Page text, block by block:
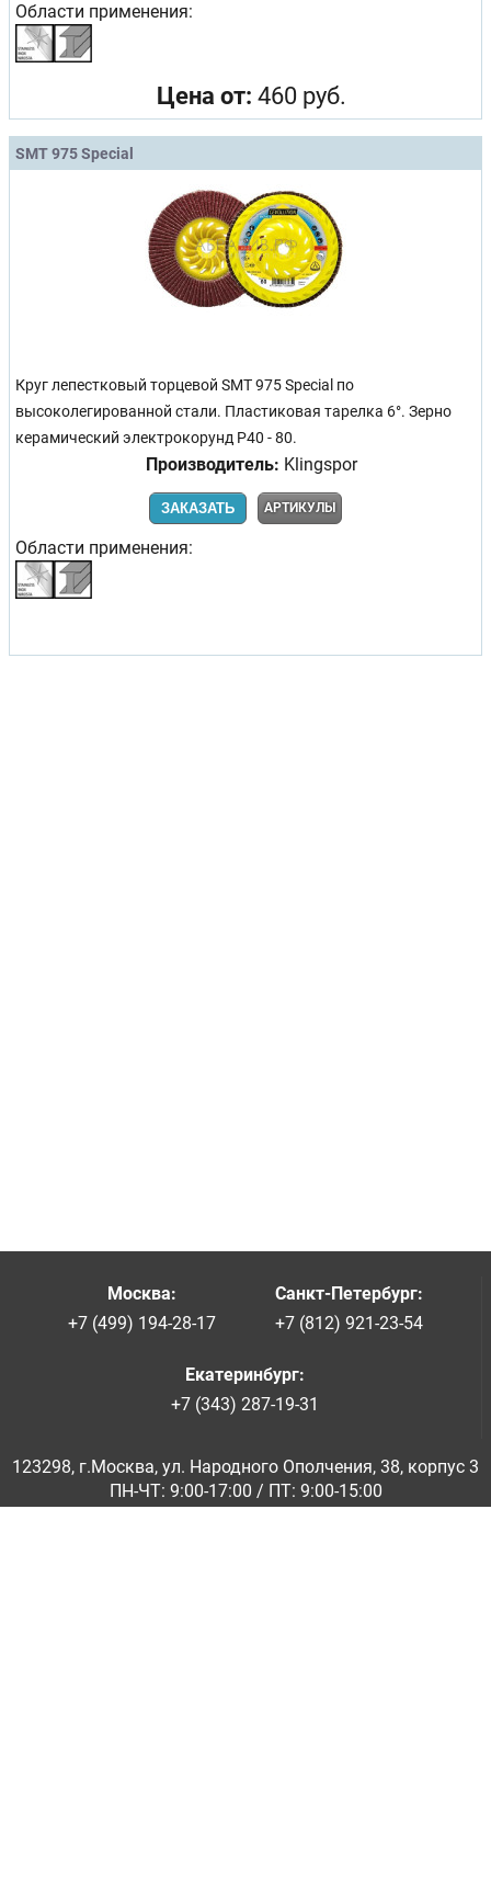
Области применения:
Цена от: 460 руб.
SMT 975 Special
Круг лепестковый торцевой SMT 975 Special по
высоколегированной стали. Пластиковая тарелка 6°. Зерно
керамический электрокорунд Р40 - 80.
Производитель: Klingspor
ЗАКАЗАТЬ АРТИКУЛЫ
Области применения:
Москва:
+7 (499) 194-28-17
Санкт-Петербург:
+7 (812) 921-23-54
Екатеринбург:
+7 (343) 287-19-31
123298, г.Москва, ул. Народного Ополчения, 38, корпус 3
ПН-ЧТ: 9:00-17:00 / ПТ: 9:00-15:00